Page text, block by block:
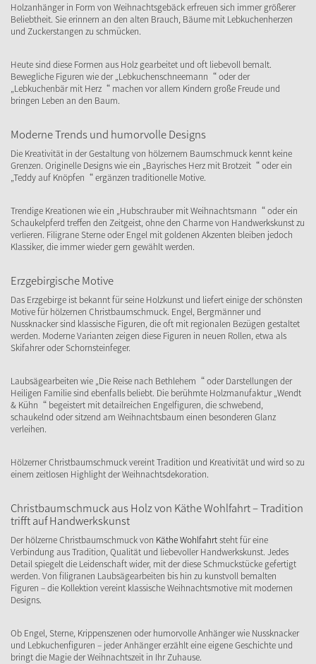
Holzanhänger in Form von Weihnachtsgebäck erfreuen sich immer größerer
Beliebtheit. Sie erinnern an den alten Brauch, Bäume mit Lebkuchenherzen
und Zuckerstangen zu schmücken.
Heute sind diese Formen aus Holz gearbeitet und oft liebevoll bemalt.
Bewegliche Figuren wie der „Lebkuchenschneemann“ oder der
„Lebkuchenbär mit Herz“ machen vor allem Kindern große Freude und
bringen Leben an den Baum.
Moderne Trends und humorvolle Designs
Die Kreativität in der Gestaltung von hölzernem Baumschmuck kennt keine
Grenzen. Originelle Designs wie ein „Bayrisches Herz mit Brotzeit“ oder ein
„Teddy auf Knöpfen“ ergänzen traditionelle Motive.
Trendige Kreationen wie ein „Hubschrauber mit Weihnachtsmann“ oder ein
Schaukelpferd treffen den Zeitgeist, ohne den Charme von Handwerkskunst zu
verlieren. Filigrane Sterne oder Engel mit goldenen Akzenten bleiben jedoch
Klassiker, die immer wieder gern gewählt werden.
Erzgebirgische Motive
Das Erzgebirge ist bekannt für seine Holzkunst und liefert einige der schönsten
Motive für hölzernen Christbaumschmuck. Engel, Bergmänner und
Nussknacker sind klassische Figuren, die oft mit regionalen Bezügen gestaltet
werden. Moderne Varianten zeigen diese Figuren in neuen Rollen, etwa als
Skifahrer oder Schornsteinfeger.
Laubsägearbeiten wie „Die Reise nach Bethlehem“ oder Darstellungen der
Heiligen Familie sind ebenfalls beliebt. Die berühmte Holzmanufaktur „Wendt
& Kühn“ begeistert mit detailreichen Engelfiguren, die schwebend,
schaukelnd oder sitzend am Weihnachtsbaum einen besonderen Glanz
verleihen.
Hölzerner Christbaumschmuck vereint Tradition und Kreativität und wird so zu
einem zeitlosen Highlight der Weihnachtsdekoration.
Christbaumschmuck aus Holz von Käthe Wohlfahrt – Tradition
trifft auf Handwerkskunst
Der hölzerne Christbaumschmuck von Käthe Wohlfahrtsteht für eine
Verbindung aus Tradition, Qualität und liebevoller Handwerkskunst. Jedes
Detail spiegelt die Leidenschaft wider, mit der diese Schmuckstücke gefertigt
werden. Von filigranen Laubsägearbeiten bis hin zu kunstvoll bemalten
Figuren – die Kollektion vereint klassische Weihnachtsmotive mit modernen
Designs.
Ob Engel, Sterne, Krippenszenen oder humorvolle Anhänger wie Nussknacker
und Lebkuchenfiguren – jeder Anhänger erzählt eine eigene Geschichte und
bringt die Magie der Weihnachtszeit in Ihr Zuhause.